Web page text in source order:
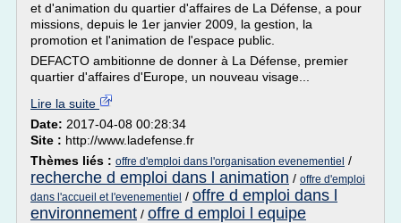
et d'animation du quartier d'affaires de La Défense, a pour
missions, depuis le 1er janvier 2009, la gestion, la
promotion et l'animation de l'espace public.
DEFACTO ambitionne de donner à La Défense, premier
quartier d'affaires d'Europe, un nouveau visage...
Lire la suite
Date: 2017-04-08 00:28:34
Site : http://www.ladefense.fr
Thèmes liés : offre d'emploi dans l'organisation evenementiel /
recherche d emploi dans l animation / offre d'emploi
dans l'accueil et l'evenementiel / offre d emploi dans l
environnement / offre d emploi l equipe